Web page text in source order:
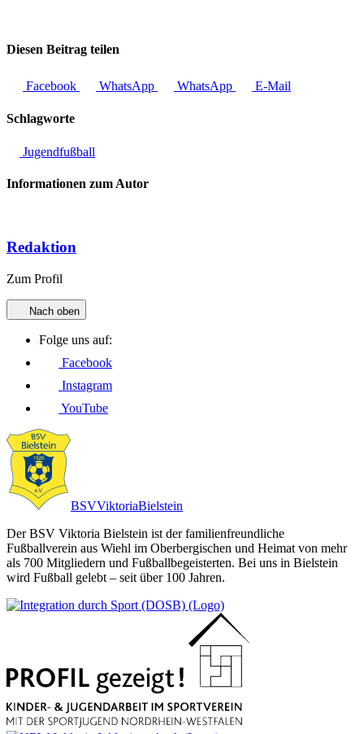
Diesen Beitrag teilen
Facebook WhatsApp WhatsApp E-Mail
Schlagworte
Jugendfußball
Informationen zum Autor
Redaktion
Zum Profil
Nach oben
Folge uns auf:
Facebook
Instagram
YouTube
BSVViktoriaBielstein
Der BSV Viktoria Bielstein ist der familienfreundliche
Fußballverein aus Wiehl im Oberbergischen und Heimat von mehr
als 700 Mitgliedern und Fußballbegeisterten. Bei uns in Bielstein
wird Fußball gelebt – seit über 100 Jahren.